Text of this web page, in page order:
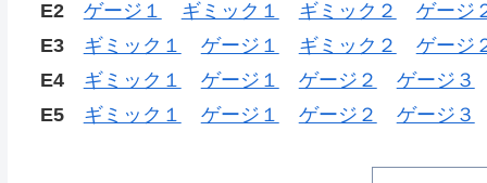
E2
ゲージ１ ギミック１ ギミック２
ゲージ
E3
ギミック１ ゲージ１ ギミック２
ゲージ
E4
ギミック１ ゲージ１ ゲージ２
ゲージ３
E5
ギミック１ ゲージ１ ゲージ２ ゲージ３